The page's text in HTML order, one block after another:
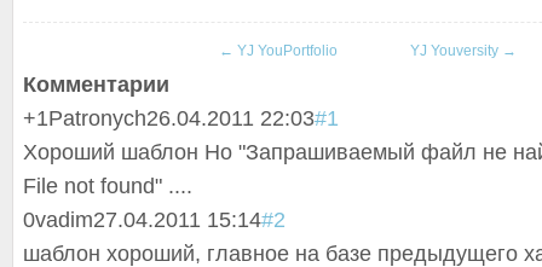
← YJ YouPortfolio YJ Youversity →
Комментарии
+1Patronych26.04.2011 22:03#1
Хороший шаблон Но "Запрашиваемый файл не
File not found" ....
0vadim27.04.2011 15:14#2
шаблон хороший, главное на базе предыдущего